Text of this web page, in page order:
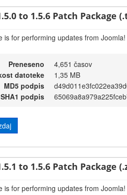
to 1.5.6 Patch Package
is for performing updates from
Preneseno
4,651 časov
datoteke
1,35 MB
MD5 podpis
SHA1 podpis
to 1.5.6 Patch Package
is for performing updates from